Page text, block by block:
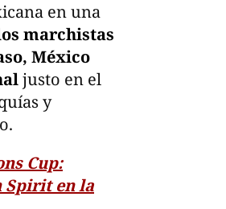
en una
marchistas
México
justo en el
y
Cup:
Spirit en la